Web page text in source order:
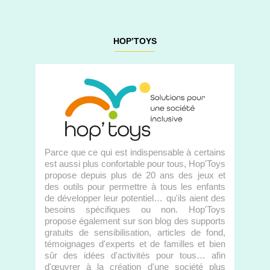
HOP’TOYS
Parce que ce qui est indispensable à certains
est aussi plus confortable pour tous, Hop'Toys
propose depuis plus de 20 ans des jeux et
des outils pour permettre à tous les enfants
de développer leur potentiel… qu'ils aient des
besoins spécifiques ou non. Hop'Toys
propose également sur son blog des supports
gratuits de sensibilisation, articles de fond,
témoignages d'experts et de familles et bien
sûr des idées d'activités pour tous… afin
d'œuvrer à la création d'une société plus